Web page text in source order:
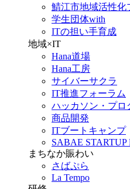
鯖江市地域活性化
学生団体with
ITの担い手育成
地域×IT
Hana道場
Hana工房
サイバーサクラ
IT推進フォーラム
ハッカソン・プロ
商品開発
ITブートキャンプ
SABAE STARTUP
まちなか賑わい
さばぷら
La Tempo